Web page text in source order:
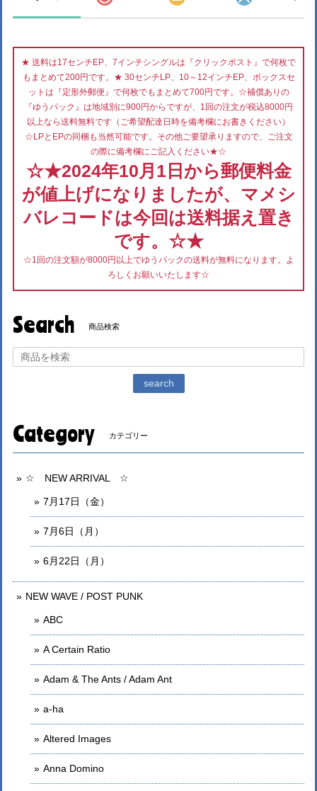
★ 送料は17センチEP、7インチシングルは『クリックポスト』で何枚で
もまとめて200円です。★ 30センチLP、10～12インチEP、ボックスセ
ットは『定形外郵便』で何枚でもまとめて700円です。☆補償ありの
『ゆうパック』は地域別に900円からですが、1回の注文が税込8000円
以上なら送料無料です（ご希望配達日時を備考欄にお書きください）
☆LPとEPの同梱も当然可能です。その他ご要望承りますので、ご注文
の際に備考欄にご記入ください★☆
☆★2024年10月1日から郵便料金
が値上げになりましたが、マメシ
バレコードは今回は送料据え置き
です。☆★
☆1回の注文額が8000円以上でゆうパックの送料が無料になります。よ
ろしくお願いいたします☆
Search 商品検索
search
Category カテゴリー
☆ NEW ARRIVAL ☆
7月17日（金）
7月6日（月）
6月22日（月）
NEW WAVE / POST PUNK
ABC
A Certain Ratio
Adam & The Ants / Adam Ant
a-ha
Altered Images
Anna Domino